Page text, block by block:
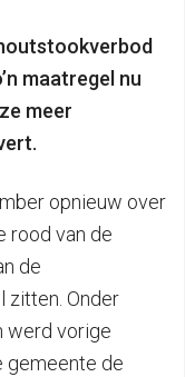
maatregel nu
meer
opnieuw over
rood van de
de
zitten. Onder
werd vorige
gemeente de